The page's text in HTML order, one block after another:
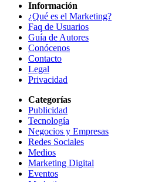
Información
¿Qué es el Marketing?
Faq de Usuarios
Guía de Autores
Conócenos
Contacto
Legal
Privacidad
Categorías
Publicidad
Tecnología
Negocios y Empresas
Redes Sociales
Medios
Marketing Digital
Eventos